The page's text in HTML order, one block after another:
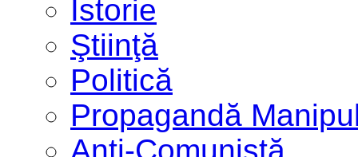
Istorie
Ştiinţă
Politică
Propagandă
Anti-Comunistă